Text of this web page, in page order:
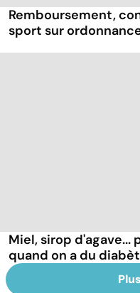
Remboursement,
sport sur
Miel, sirop
quand on a du